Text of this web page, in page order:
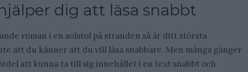
dig att läsa snabbt
roman i en solstol på stranden så är ditt största
att du känner att du vill läsa snabbare. Men många gånger
att kunna ta till sig innehållet i en text snabbt och